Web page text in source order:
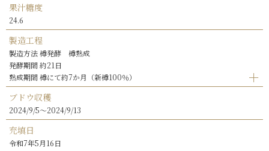
果汁糖度
24.6
製造工程
製造方法 樽発酵 樽熟成
発酵期間 約21日
熟成期間 樽にて約7か月（新樽100％）
ブドウ収穫
2024/9/5～2024/9/13
充填日
令和7年5月16日